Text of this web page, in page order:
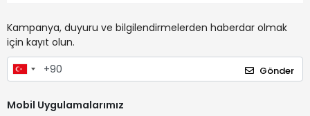
Kampanya, duyuru ve bilgilendirmelerden haberdar olmak
için kayıt olun.
Gönder
Mobil Uygulamalarımız